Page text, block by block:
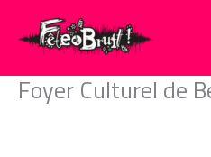
contenu
Foyer Culturel de